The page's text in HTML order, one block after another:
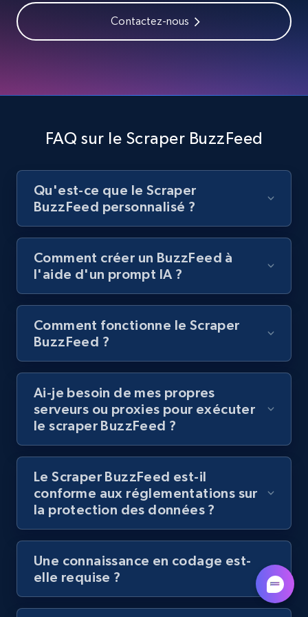
Youtube - Videos posts - Collect YouTube
posts by hashtags
URL, Title, Youtuber, Youtuber md5, Video url,
8.1K+ 714+ Essai gratuit
URL, Title, Youtuber, Youtuber md5, Video url,
Video length, Likes, Views, and more.
8.1K+ 714+ Essai gratuit
Youtube - Videos posts - Discovery videos
by podcast url
URL, Title, Youtuber, Youtuber md5, Video url,
Video length, Likes, Views, and more.
8.1K+ 714+ Essai gratuit
Amazon Reviews
URL, Product name, Product rating, Product
rating object, Product rating max, Rating,
Author name, Asin, and more.
7.4K+ 870+ Essai gratuit
Contactez-nous
FAQ sur le Scraper BuzzFeed
Qu'est-ce que le Scraper
BuzzFeed personnalisé ?
Comment créer un BuzzFeed à
l'aide d'un prompt IA ?
Comment fonctionne le Scraper
BuzzFeed ?
Ai-je besoin de mes propres
serveurs ou proxies pour exécuter
le scraper BuzzFeed ?
Le Scraper BuzzFeed est-il
conforme aux réglementations sur
la protection des données ?
Une connaissance en codage est-
elle requise ?